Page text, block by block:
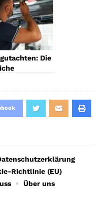
Die
für
Richtlinie (EU)
Über uns